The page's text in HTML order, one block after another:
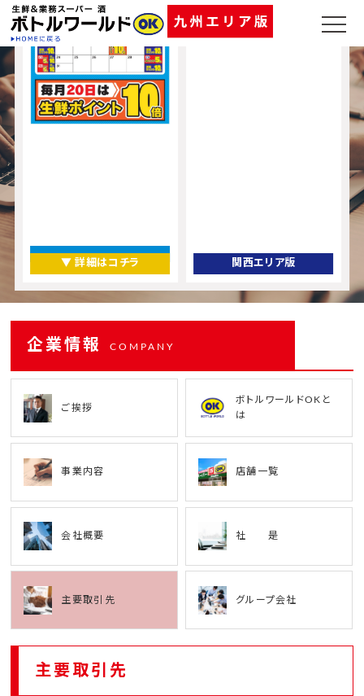
▼ 詳細はコチラ 関西エリア版
企業情報 COMPANY
ご挨拶
ボトルワールドOKと
は
事業内容 店舗一覧
会社概要 社 是
主要取引先 グループ会社
主要取引先